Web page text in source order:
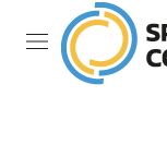
Menu di
Salta al contenuto
Vai al menu di
Vai ai link a fondo
Cerca nel sito
Menu di
torna al menu di
Mostra/